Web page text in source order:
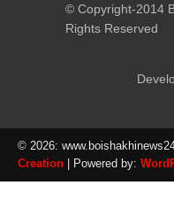
© Copyright-2014
Rights Reserved
© 2026:
Creation | Powered by: